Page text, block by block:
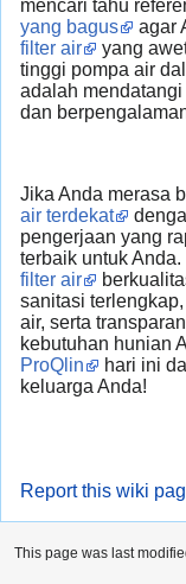
mencari tahu
yang bagus
agar
filter air
yang
tinggi pompa air
adalah
dan
Jika Anda merasa
air terdekat
pengerjaan yang
terbaik untuk
filter air
sanitasi
air, serta
kebutuhan hunian
ProQlin
hari ini
keluarga Anda!
Report this wiki
This page was last